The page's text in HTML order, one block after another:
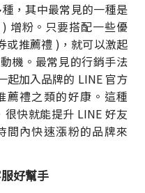
，其中最常見的一種是
增粉。只要搭配一些優
或推薦禮 )，就可以激起
機。最常見的行銷手法
起加入品牌的 LINE 官方
薦禮之類的好康。這種
快就能提升 LINE 好友
間內快速漲粉的品牌來
好幫手